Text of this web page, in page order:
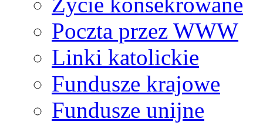
Poczta przez WWW
Linki katolickie
Fundusze krajowe
Fundusze unijne